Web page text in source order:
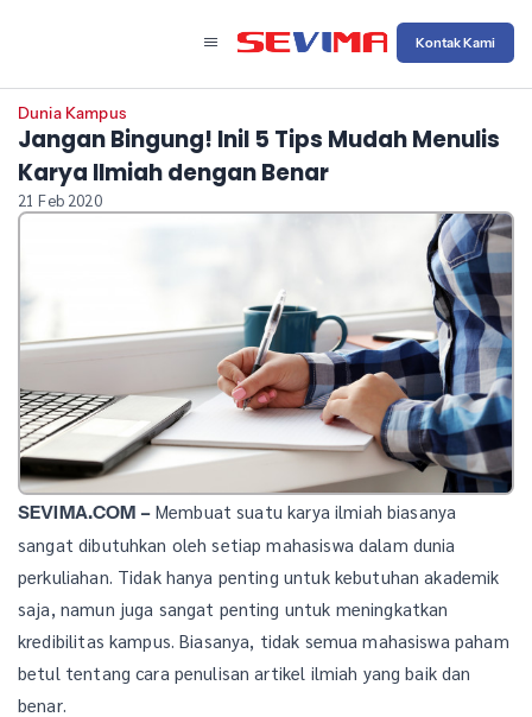
Kontak Kami
Dunia Kampus
Jangan Bingung! Inil 5 Tips Mudah Menulis
Karya Ilmiah dengan Benar
21 Feb 2020
SEVIMA.COM –Membuat suatu karya ilmiah biasanya
sangat dibutuhkan oleh setiap mahasiswa dalam dunia
perkuliahan. Tidak hanya penting untuk kebutuhan akademik
saja, namun juga sangat penting untuk meningkatkan
kredibilitas kampus. Biasanya, tidak semua mahasiswa paham
betul tentang cara penulisan artikel ilmiah yang baik dan
benar.